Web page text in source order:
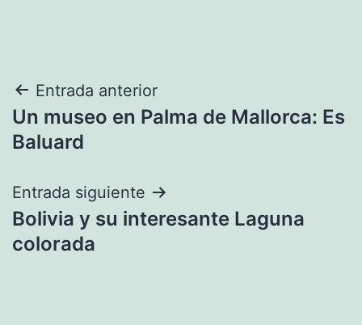
Navegación
de
Entrada anterior
Un museo en Palma de Mallorca: Es
Baluard
Entrada siguiente
Bolivia y su interesante Laguna
colorada